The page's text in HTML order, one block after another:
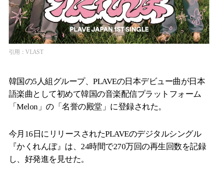
引用：VLAST
韓国の5人組グループ、PLAVEの日本デビュー曲が日本
語楽曲として初めて韓国の音楽配信プラットフォーム
「Melon」の「名誉の殿堂」に登録された。
今月16日にリリースされたPLAVEのデジタルシングル
『かくれんぼ』は、24時間で270万回の再生回数を記録
し、好発進を見せた。